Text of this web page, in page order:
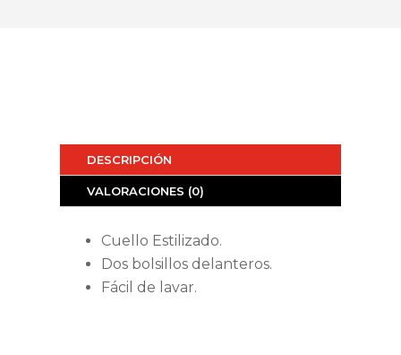
DESCRIPCIÓN
VALORACIONES (0)
Cuello Estilizado.
Dos bolsillos delanteros.
Fácil de lavar.